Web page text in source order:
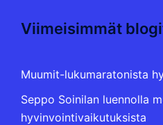
Viimeisimmät
Muumit-lukumaratonista
Seppo Soinilan luennolla
hyvinvointivaikutuksista